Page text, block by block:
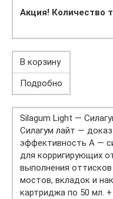
Акция! Количество
В корзину
Подробно
Silagum Light —
Силагум лайт —
эффективность А —
для корригирующих
выполнения
мостов, вкладок и
картриджа по 50 мл.